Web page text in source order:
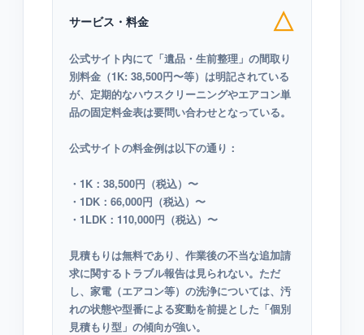
サービス・料金 △
公式サイト内にて「遺品・生前整理」の間取り
別料金（1K: 38,500円〜等）は明記されている
が、定期的なハウスクリーニングやエアコン単
品の固定料金表は要問い合わせとなっている。
公式サイトの料金例は以下の通り：
・1K：38,500円（税込）〜
・1DK：66,000円（税込）〜
・1LDK：110,000円（税込）〜
見積もりは無料であり、作業後の不当な追加請
求に関するトラブル報告は見られない。ただ
し、家電（エアコン等）の洗浄については、汚
れの状態や型番による変動を前提とした「個別
見積もり型」の傾向が強い。